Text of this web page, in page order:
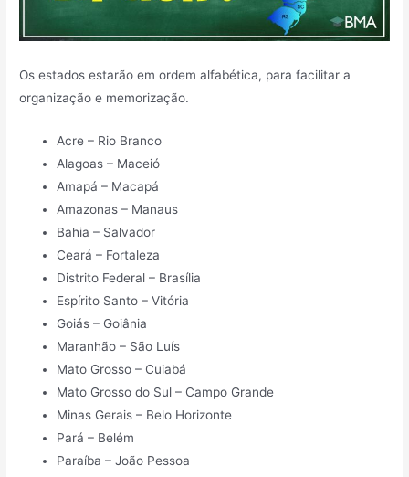
Os estados estarão em ordem alfabética, para facilitar a
organização e memorização.
Acre – Rio Branco
Alagoas – Maceió
Amapá – Macapá
Amazonas – Manaus
Bahia – Salvador
Ceará – Fortaleza
Distrito Federal – Brasília
Espírito Santo – Vitória
Goiás – Goiânia
Maranhão – São Luís
Mato Grosso – Cuiabá
Mato Grosso do Sul – Campo Grande
Minas Gerais – Belo Horizonte
Pará – Belém
Paraíba – João Pessoa